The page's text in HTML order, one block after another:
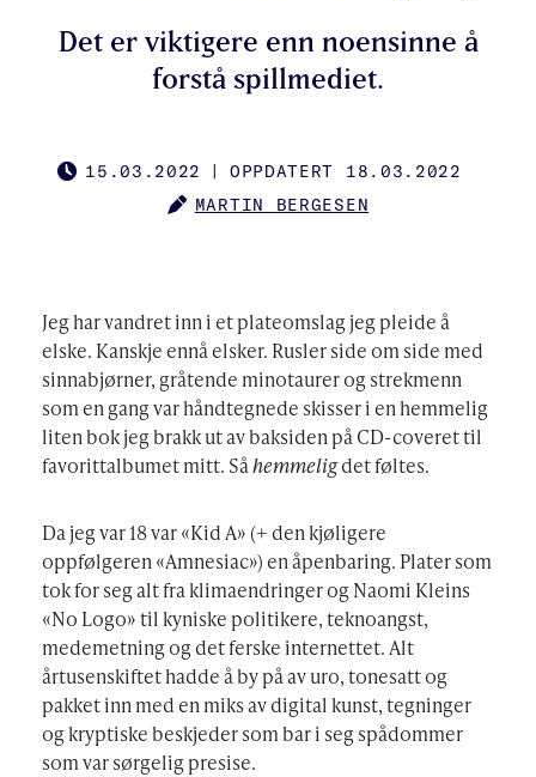
Det er viktigere enn noensinne å
forstå spillmediet.
PUBLISHED
15.03.2022 | OPPDATERT 18.03.2022
AUTHOR
MARTIN BERGESEN
Jeg har vandret inn i et plateomslag jeg pleide å
elske. Kanskje ennå elsker. Rusler side om side med
sinnabjørner, gråtende minotaurer og strekmenn
som en gang var håndtegnede skisser i en hemmelig
liten bok jeg brakk ut av baksiden på CD-coveret til
favorittalbumet mitt. Såhemmeligdet føltes.
Da jeg var 18 var «Kid A» (+ den kjøligere
oppfølgeren «Amnesiac») en åpenbaring. Plater som
tok for seg alt fra klimaendringer og Naomi Kleins
«No Logo» til kyniske politikere, teknoangst,
medemetning og det ferske internettet. Alt
årtusenskiftet hadde å by på av uro, tonesatt og
pakket inn med en miks av digital kunst, tegninger
og kryptiske beskjeder som bar i seg spådommer
som var sørgelig presise.